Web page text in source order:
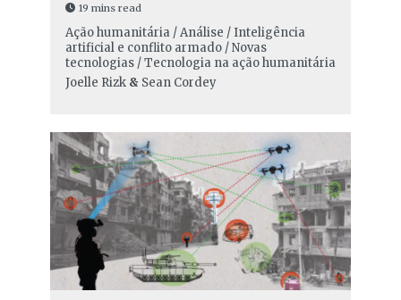
19 mins read
Ação humanitária / Análise / Inteligência
artificial e conflito armado / Novas
tecnologias / Tecnologia na ação humanitária
Joelle Rizk& Sean Cordey